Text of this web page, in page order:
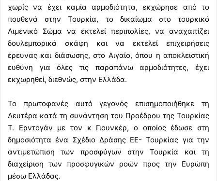
χωρίς να έχει καμία αρμοδιότητα, εκχώρησε από το
πουθενά στην Τουρκία, το δικαίωμα στο τουρκικό
Λιμενικό Σώμα να εκτελεί περιπολίες, να αναχαιτίζει
δουλεμπορικά σκάφη και να εκτελεί επιχειρήσεις
έρευνας και διάσωσης, στο Αιγαίο, όπου η αποκλειστική
ευθύνη για όλες τις παραπάνω αρμοδιότητες, έχει
εκχωρηθεί, διεθνώς, στην Ελλάδα.
Το πρωτοφανές αυτό γεγονός επισημοποιήθηκε τη
Δευτέρα κατά τη συνάντηση του Προέδρου της Τουρκίας
Τ. Ερντογάν με τον κ Γιουνκέρ, ο οποίος έδωσε στη
δημοσιότητα ένα Σχέδιο Δράσης ΕΕ- Τουρκίας για την
αντιμετώπιση των προσφύγων στην Τουρκία και τη
διαχείριση των προσφυγικών ροών προς την Ευρώπη
μέσω Ελλάδας.